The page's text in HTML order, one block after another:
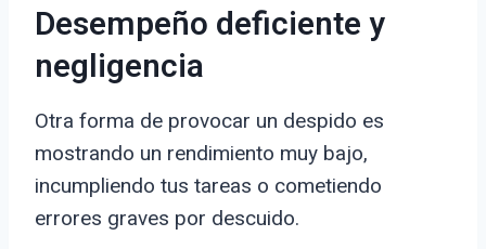
Desempeño deficiente y
negligencia
Otra forma de provocar un despido es
mostrando un rendimiento muy bajo,
incumpliendo tus tareas o cometiendo
errores graves por descuido.